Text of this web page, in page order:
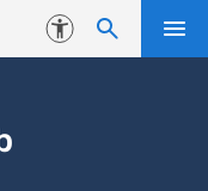
Juurdepääsetavus